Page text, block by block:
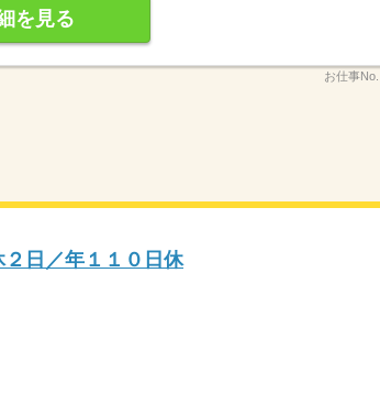
を見る
お仕事
日／年１１０日休